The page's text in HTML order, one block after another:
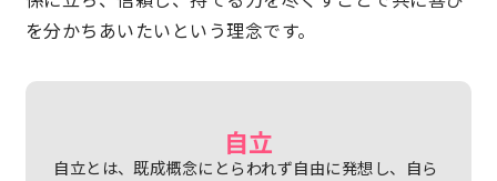
を分かちあいたいという理念です。
自立
自立とは、既成概念にとらわれず自由に発想し、自ら